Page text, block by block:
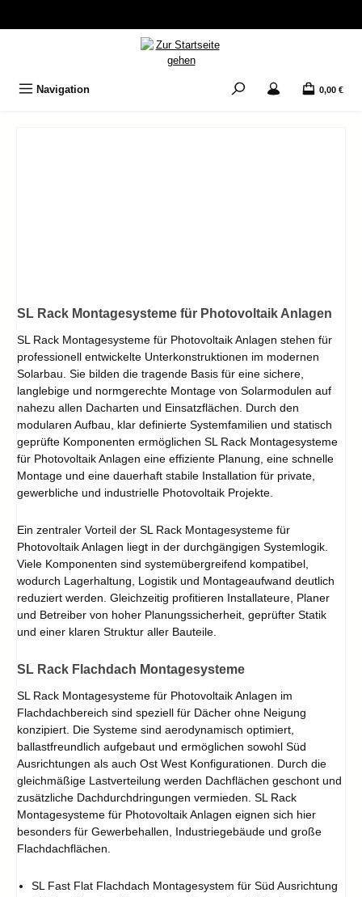
Navigation 0,00 €
SL Rack Montagesysteme für Photovoltaik Anlagen
SL Rack Montagesysteme für Photovoltaik Anlagen stehen für
professionell entwickelte Unterkonstruktionen im modernen
Solarbau. Sie bilden die tragende Basis für eine sichere,
langlebige und normgerechte Montage von Solarmodulen auf
nahezu allen Dacharten und Einsatzflächen. Durch den
modularen Aufbau, klar definierte Systemfamilien und statisch
geprüfte Komponenten ermöglichen SL Rack Montagesysteme
für Photovoltaik Anlagen eine effiziente Planung, eine schnelle
Montage und eine dauerhaft stabile Installation für private,
gewerbliche und industrielle Photovoltaik Projekte.
Ein zentraler Vorteil der SL Rack Montagesysteme für
Photovoltaik Anlagen liegt in der durchgängigen Systemlogik.
Viele Komponenten sind systemübergreifend kompatibel,
wodurch Lagerhaltung, Logistik und Montageaufwand deutlich
reduziert werden. Gleichzeitig profitieren Installateure, Planer
und Betreiber von hoher Planungssicherheit, geprüfter Statik
und einer klaren Struktur aller Bauteile.
SL Rack Flachdach Montagesysteme
SL Rack Montagesysteme für Photovoltaik Anlagen im
Flachdachbereich sind speziell für Dächer ohne Neigung
konzipiert. Die Systeme sind aerodynamisch optimiert,
ballastfreundlich aufgebaut und ermöglichen sowohl Süd
Ausrichtungen als auch Ost West Konfigurationen. Durch die
gleichmäßige Lastverteilung werden Dachflächen geschont und
zusätzliche Dachdurchdringungen vermieden. SL Rack
Montagesysteme für Photovoltaik Anlagen eignen sich hier
besonders für Gewerbehallen, Industriegebäude und große
Flachdachflächen.
SL Fast Flat Flachdach Montagesystem für Süd Ausrichtung